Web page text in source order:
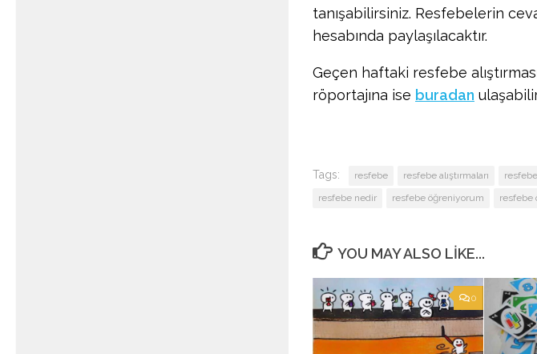
tanışabilirsiniz. Resfebelerin
hesabında paylaşılacaktır.
Geçen haftaki resfebe
röportajına ise buradan
Tags: resfebe resfebe alıştırmaları
resfebe nedir
resfebe öğreniyorum resfebe
YOU MAY ALSO LIKE...
0